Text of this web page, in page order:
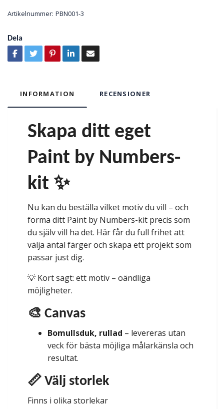
Artikelnummer: PBN001-3
Dela
INFORMATION RECENSIONER
Skapa ditt eget
Paint by Numbers-
kit ✨
Nu kan du beställa vilket motiv du vill – och
forma ditt Paint by Numbers-kit precis som
du själv vill ha det. Här får du full frihet att
välja antal färger och skapa ett projekt som
passar just dig.
💡 Kort sagt: ett motiv – oändliga
möjligheter.
🎨 Canvas
Bomullsduk, rullad – levereras utan
veck för bästa möjliga målarkänsla och
resultat.
📏 Välj storlek
Finns i olika storlekar